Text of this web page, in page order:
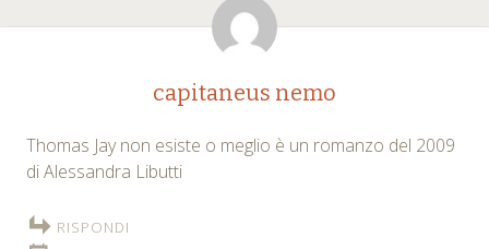
capitaneus nemo
Thomas Jay non esiste o meglio è un romanzo del 2009
di Alessandra Libutti
RISPONDI